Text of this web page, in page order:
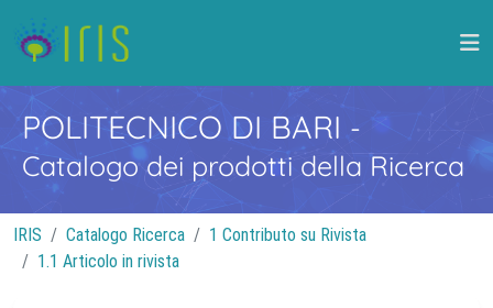
POLITECNICO DI BARI -
Catalogo dei prodotti della Ricerca
IRIS Catalogo Ricerca
1 Contributo su Rivista
1.1 Articolo in rivista